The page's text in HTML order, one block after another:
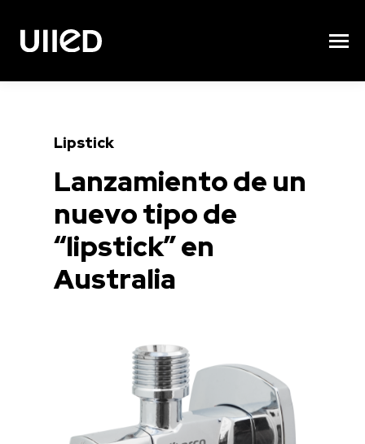
Lipstick
Lanzamiento de un
nuevo tipo de
“lipstick” en
Australia